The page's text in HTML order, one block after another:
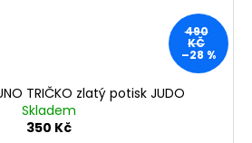
490
KČ
–28 %
TRIČKO zlatý potisk JUDO
Skladem
350 Kč